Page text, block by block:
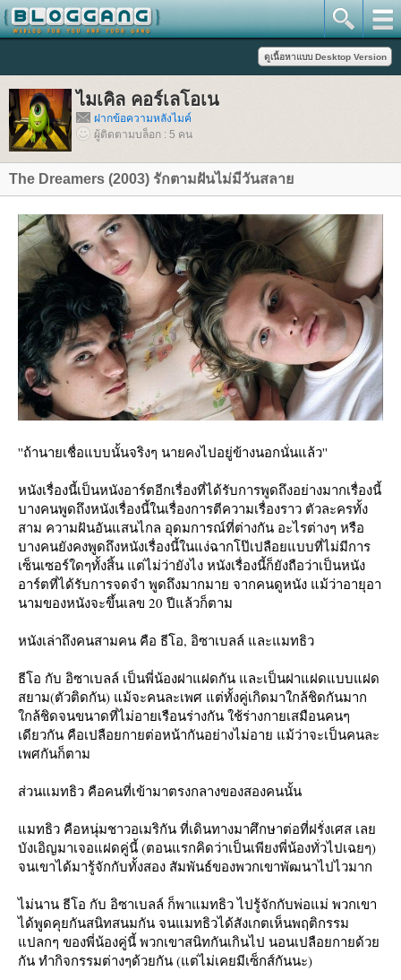
ไมเคิล คอร์เลโอเน
ฝากข้อความหลังไมค์
ผู้ติดตามบล็อก : 5 คน
The Dreamers (2003) รักตามฝันไม่มีวันสลา
''ถ้านายเชื่อแบบนั้นจริงๆ นายคงไปอยู่ข้างนอกนั่นแล้ว''
หนังเรื่องนี้เป็นหนังอาร์ตอีกเรื่องที่ได้รับการพูดถึงอย่างมากเรื่องนี้
บางคนพูดถึงหนังเรื่องนี้ในเรื่องการตีความเรื่องราว ตัวละครทั้ง
สาม ความฝันอันแสนไกล อุดมการณ์ที่ต่างกัน อะไรต่างๆ หรือ
บางคนยังคงพูดถึงหนังเรื่องนี้ในแง่ฉากโป๊เปลือยแบบที่ไม่มีการ
เซ็นเซอร์ใดๆทั้งสิ้น แต่ไม่ว่ายังไง หนังเรื่องนี้ก็ยังถือว่าเป็นหนัง
อาร์ตที่ได้รับการจดจำ พูดถึงมากมาย จากคนดูหนัง แม้ว่าอายุอา
นามของหนังจะขึ้นเลข 20 ปีแล้วก็ตาม
หนังเล่าถึงคนสามคน คือ ธีโอ, อิซาเบลล์ และแมทธิว
ธีโอ กับ อิซาเบลล์ เป็นพี่น้องฝาแฝดกัน และเป็นฝาแฝดแบบแฝด
สยาม(ตัวติดกัน) แม้จะคนละเพศ แต่ทั้งคู่เกิดมาใกล้ชิดกันมาก
กล้ชิดจนขนาดที่ไม่อายเรือนร่างกัน ใช้ร่างกายเสมือนคนๆ
เดียวกัน คือเปลือยกายต่อหน้ากันอย่างไม่อาย แม้ว่าจะเป็นคนละ
เพศกันก็ตาม
ส่วนแมทธิว คือคนที่เข้ามาตรงกลางของสองคนนั้น
มทธิว คือหนุ่มชาวอเมริกัน ที่เดินทางมาศึกษาต่อที่ฝรั่งเศส เล
บังเอิญมาเจอแฝดคู่นี้ (ตอนแรกคิดว่าเป็นเพียงพี่น้องทั่วไปเฉยๆ)
จนเขาได้มารู้จักกับทั้งสอง สัมพันธ์ของพวกเขาพัฒนาไปไวมาก
ไม่นาน ธีโอ กับ อิซาเบลล์ ก็พาแมทธิว ไปรู้จักกับพ่อแม่ พวกเขา
ได้พูดคุยกันสนิทสนมกัน จนแมทธิวได้สังเกตเห็นพฤติกรรม
ปลกๆ ของพี่น้องคู่นี้ พวกเขาสนิทกันเกินไป นอนเปลือยกายด้ว
กัน ทำกิจกรรมต่างๆด้วยกัน (แต่ไม่เคยมีเซ็กส์กันนะ)